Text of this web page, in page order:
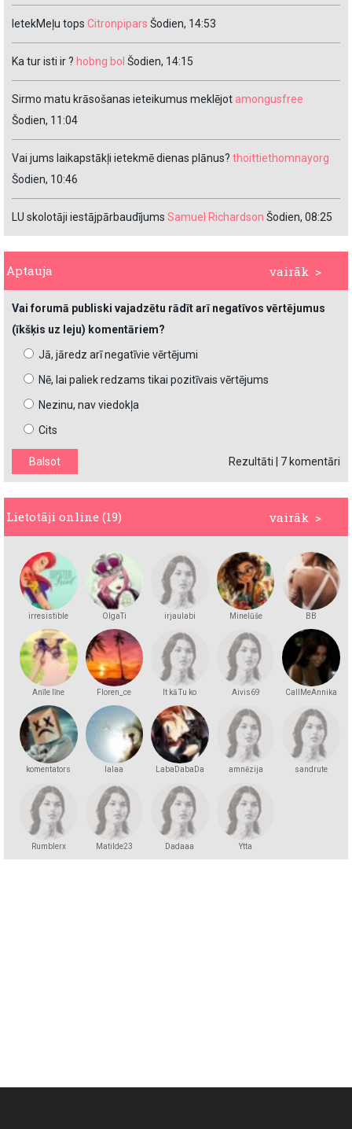
IetekMeļu tops Citronpipars Šodien, 14:53
Ka tur isti ir ? hobng bol Šodien, 14:15
Sirmo matu krāsošanas ieteikumus meklējot amongusfree
Šodien, 11:04
Vai jums laikapstākļi ietekmē dienas plānus? thoittiethomnayorg
Šodien, 10:46
LU skolotāji iestājpārbaudījums Samuel Richardson Šodien, 08:25
vairāk >
Aptauja
Vai forumā publiski vajadzētu rādīt arī negatīvos vērtējumus
(īkšķis uz leju) komentāriem?
Jā, jāredz arī negatīvie vērtējumi
Nē, lai paliek redzams tikai pozitīvais vērtējums
Nezinu, nav viedokļa
Cits
Rezultāti 7 komentāri
vairāk >
Lietotāji online (19)
irresistible OlgaTi irjaulabi Minelūše BB
Anīle līne Floren_ce
It kā Tu ko
Aivis69 CallMeAnnika
komentators lalaa LabaDabaDa amnēzija sandrute
Rumblerx Matilde23 Dadaaa Ytta